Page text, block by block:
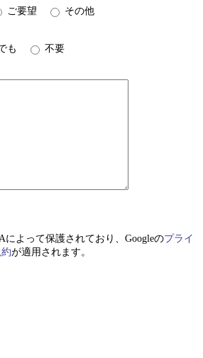
ご要望 その他
も 不要
によって保護されており、Googleのプライ
が適用されます。